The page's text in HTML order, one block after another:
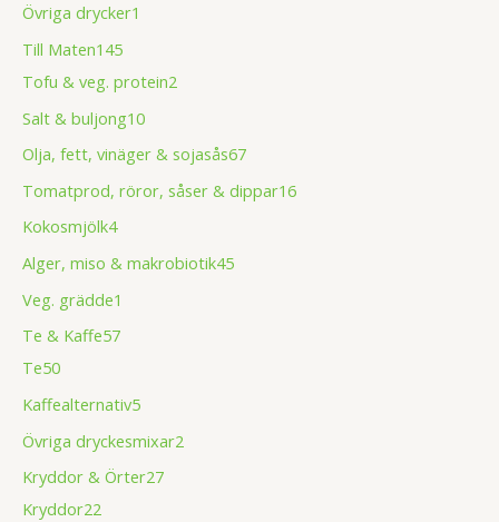
Övriga drycker1
Till Maten145
Tofu & veg. protein2
Salt & buljong10
Olja, fett, vinäger & sojasås67
Tomatprod, röror, såser & dippar16
Kokosmjölk4
Alger, miso & makrobiotik45
Veg. grädde1
Te & Kaffe57
Te50
Kaffealternativ5
Övriga dryckesmixar2
Kryddor & Örter27
Kryddor22